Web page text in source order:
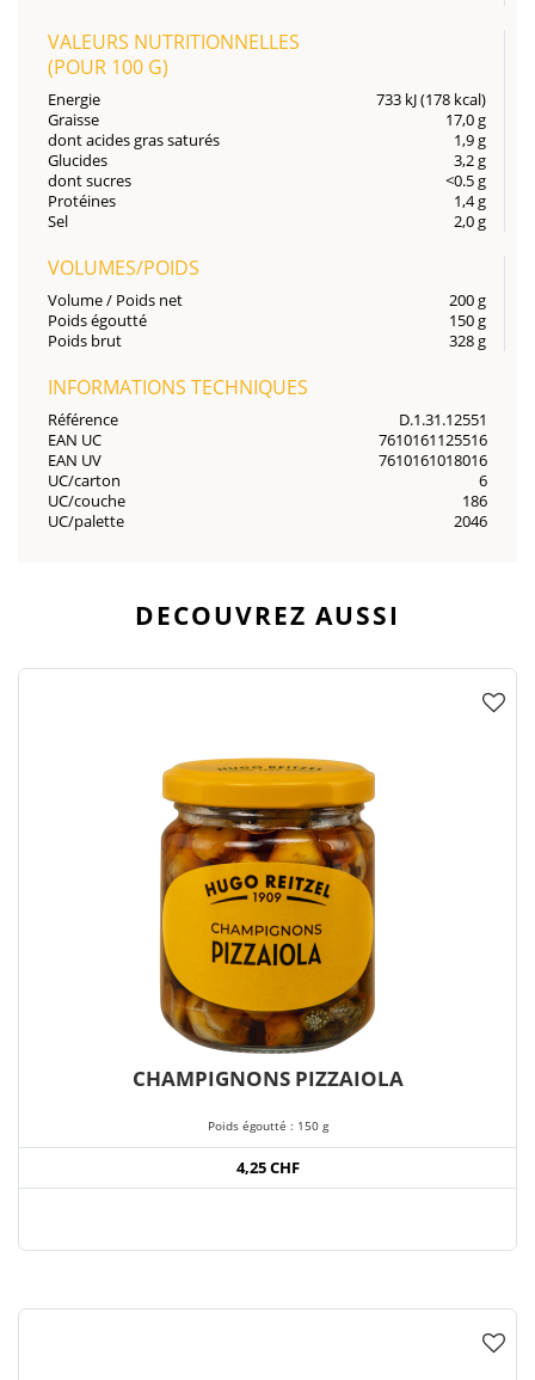
VALEURS NUTRITIONNELLES
(POUR 100 G)
Energie
733 kJ (178 kcal)
Graisse
17,0 g
dont acides gras saturés
1,9 g
Glucides
3,2 g
dont sucres
<0.5 g
Protéines
1,4 g
Sel
2,0 g
VOLUMES/POIDS
Volume / Poids net
200 g
Poids égoutté
150 g
Poids brut
328 g
INFORMATIONS TECHNIQUES
Référence
D.1.31.12551
EAN UC
7610161125516
EAN UV
7610161018016
UC/carton
6
UC/couche
186
UC/palette
2046
DECOUVREZ AUSSI
CHAMPIGNONS PIZZAIOLA
Poids égoutté : 150 g
4,25 CHF